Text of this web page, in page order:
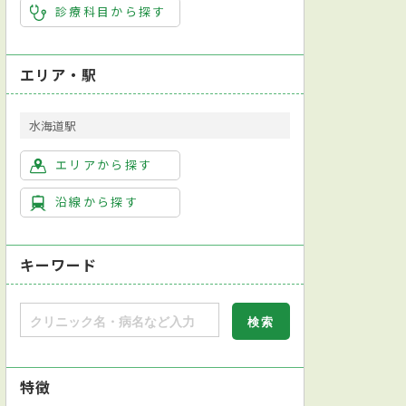
診療科目から探す
エリア・駅
水海道駅
エリアから探す
沿線から探す
キーワード
特徴